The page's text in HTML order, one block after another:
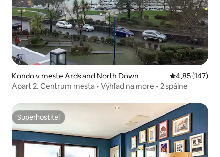
Kondo v meste Ards and North Down Priemerné
4,85 (147)
Apart 2. Centrum mesta • Výhľad na more • 2 spálne
Superhostiteľ
Superhostiteľ